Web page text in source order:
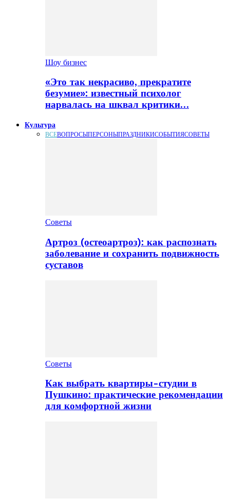
Шоу бизнес
«Это так некрасиво, прекратите
безумие»: известный психолог
нарвалась на шквал критики…
Культура
ВСЕВОПРОСЫПЕРСОНЫПРАЗДНИКИСОБЫТИЯСОВЕТЫ
Советы
Артроз (остеоартроз): как распознать
заболевание и сохранить подвижность
суставов
Советы
Как выбрать квартиры-студии в
Пушкино: практические рекомендации
для комфортной жизни